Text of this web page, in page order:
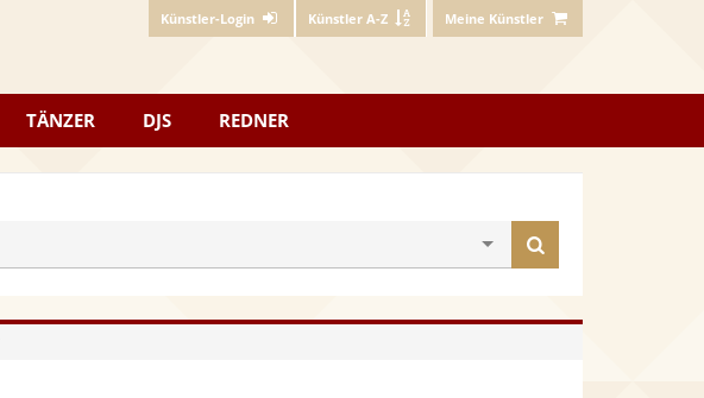
Künstler-Login Künstler A-Z Meine Künstler
TÄNZER DJS REDNER
finden